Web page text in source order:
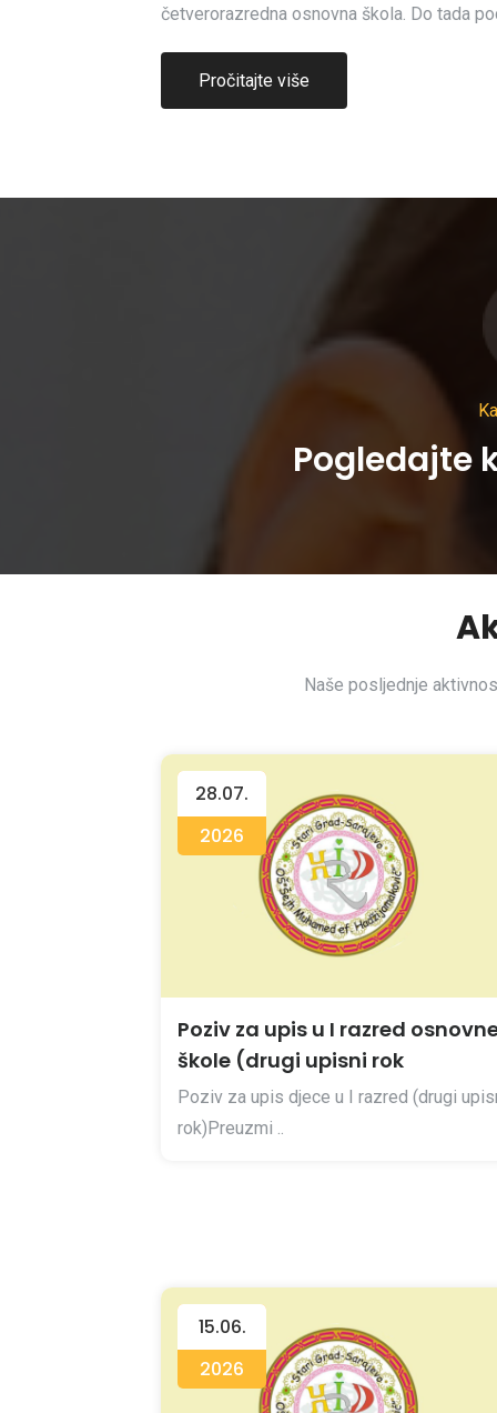
četverorazredna osnovna škola. Do tada
Pročitajte više
Pogledajte
Naše posljednje
28.07.
2026
Poziv za upis u I razred
škole (drugi upisni rok
Poziv za upis djece u I razred (drugi
rok)Preuzmi ..
15.06.
2026